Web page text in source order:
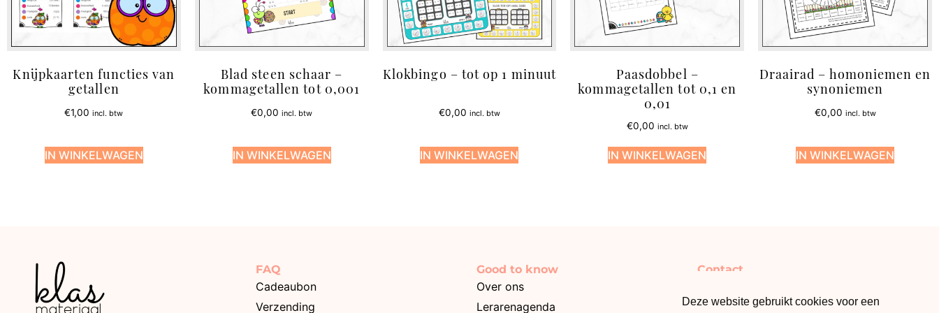
Knijpkaarten functies van
getallen
€1,00 incl. btw
IN WINKELWAGEN
Blad steen schaar –
kommagetallen tot 0,001
€0,00 incl. btw
IN WINKELWAGEN
Klokbingo – tot op 1 minuut
€0,00 incl. btw
IN WINKELWAGEN
Paasdobbel –
kommagetallen tot 0,1 en
0,01
€0,00 incl. btw
IN WINKELWAGEN
Draairad – homoniemen en
synoniemen
€0,00 incl. btw
IN WINKELWAGEN
FAQ
Cadeaubon
Verzending
Good to know
Over ons
Lerarenagenda
Contact
Laat een review achter
Deze website gebruikt cookies voor een